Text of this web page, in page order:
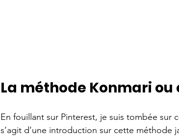
La méthode Konmari
En fouillant sur Pinterest, je suis tombée sur
s’agit d’une introduction sur cette